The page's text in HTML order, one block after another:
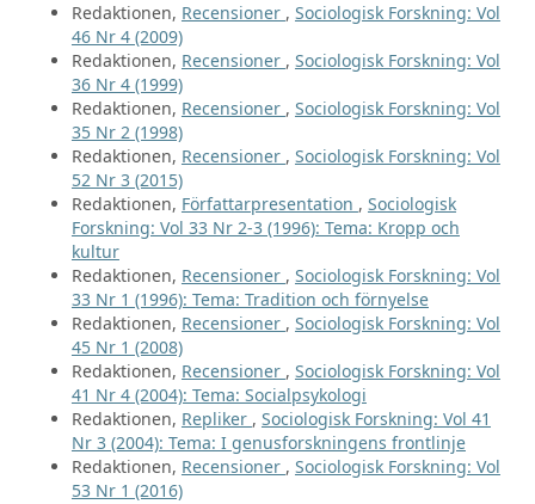
Redaktionen, Recensioner , Sociologisk Forskning: Vol
46 Nr 4 (2009)
Redaktionen, Recensioner , Sociologisk Forskning: Vol
36 Nr 4 (1999)
Redaktionen, Recensioner , Sociologisk Forskning: Vol
35 Nr 2 (1998)
Redaktionen, Recensioner , Sociologisk Forskning: Vol
52 Nr 3 (2015)
Redaktionen, Författarpresentation , Sociologisk
Forskning: Vol 33 Nr 2-3 (1996): Tema: Kropp och
kultur
Redaktionen, Recensioner , Sociologisk Forskning: Vol
33 Nr 1 (1996): Tema: Tradition och förnyelse
Redaktionen, Recensioner , Sociologisk Forskning: Vol
45 Nr 1 (2008)
Redaktionen, Recensioner , Sociologisk Forskning: Vol
41 Nr 4 (2004): Tema: Socialpsykologi
Redaktionen, Repliker , Sociologisk Forskning: Vol 41
Nr 3 (2004): Tema: I genusforskningens frontlinje
Redaktionen, Recensioner , Sociologisk Forskning: Vol
53 Nr 1 (2016)